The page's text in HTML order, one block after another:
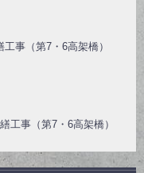
事（第7・6高架橋）
工事（第7・6高架橋）